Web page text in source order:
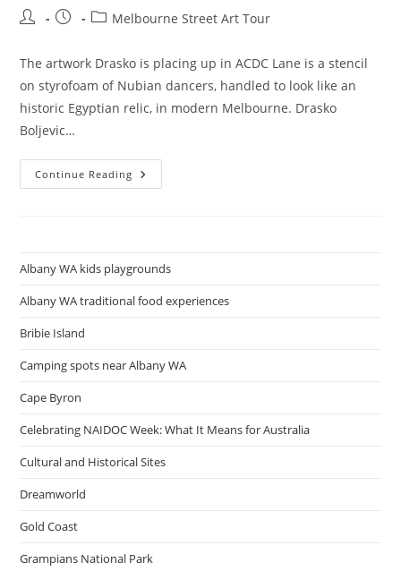
Post
Post
PostMelbourne Street Art Tour
The artwork Drasko is placing up in ACDC Lane is a stencil
on styrofoam of Nubian dancers, handled to look like an
historic Egyptian relic, in modern Melbourne. Drasko
Boljevic…
Continue Reading Lanson
Place
Melbourne,
With
Serviced
Albany WA kids playgrounds
Albany WA traditional food experiences
Bribie Island
Camping spots near Albany WA
Cape Byron
Celebrating NAIDOC Week: What It Means for Australia
Cultural and Historical Sites
Dreamworld
Gold Coast
Grampians National Park